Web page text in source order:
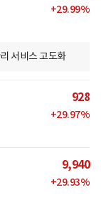
+29.99%
서비스 고도화
928
+29.97%
9,940
+29.93%